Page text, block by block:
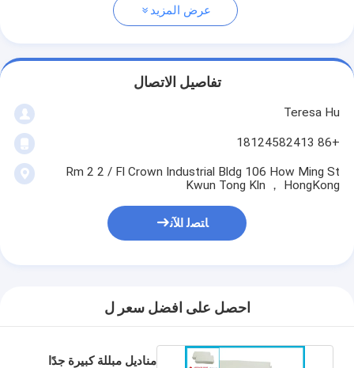
عرض المزيد
تفاصيل الاتصال
Teresa Hu
+86 18124582413
Rm 2 2 / Fl Crown Industrial Bldg 106 How Ming St
Kwun Tong Kln ， HongKong
ﺎﺘﺼﻟ ﺍﻶﻧ
احصل على افضل سعر ل
مناديل مبللة كبيرة جدًا